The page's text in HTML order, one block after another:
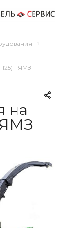
- ЯМЗ
на
ЯМЗ